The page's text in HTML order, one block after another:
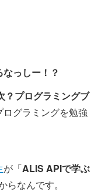
っしー！？
？プログラミングブ
グラミングを勉強
が「ALIS APIで学ぶ
らなんです。